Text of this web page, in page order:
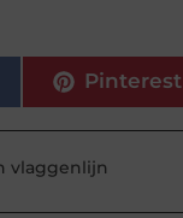
Pinterest
vlaggenlijn